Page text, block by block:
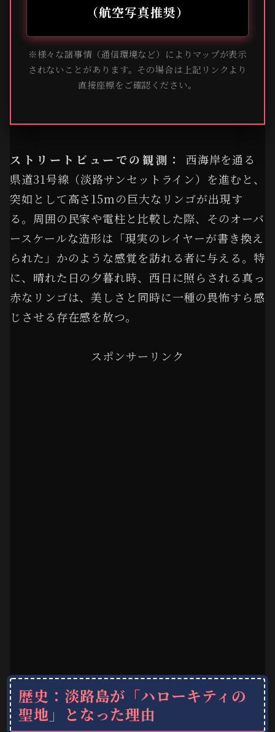
（航空写真推奨）
※様々な諸事情（通信環境など）によりマップが表示
されないことがあります。その場合は上記リンクより
直接座標をご確認ください。
ストリートビューでの観測：
西海岸を通る
県道31号線（淡路サンセットライン）を進むと、
突如として高さ15mの巨大なリンゴが出現す
る。周囲の民家や電柱と比較した際、そのオーバ
ースケールな造形は「現実のレイヤーが書き換え
られた」かのような感覚を訪れる者に与える。特
に、晴れた日の夕暮れ時、西日に照らされる真っ
赤なリンゴは、美しさと同時に一種の畏怖すら感
じさせる存在感を放つ。
スポンサーリンク
歴史：淡路島が「ハローキティの
聖地」となった理由